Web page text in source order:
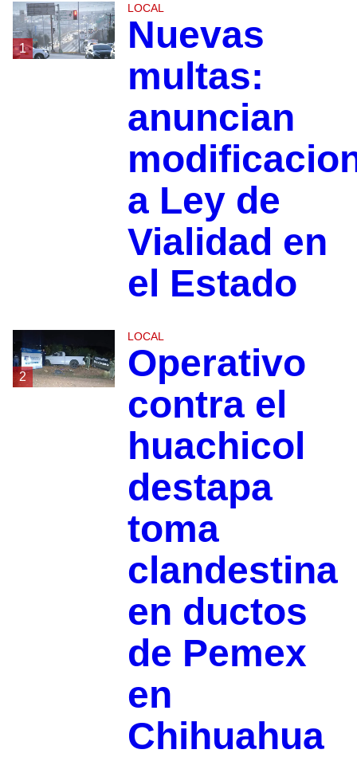
1
LOCAL
Nuevas
multas:
anuncian
a Ley de
Vialidad en
el Estado
2
LOCAL
Operativo
contra el
huachicol
destapa
toma
clandestina
en ductos
de Pemex
en
Chihuahua